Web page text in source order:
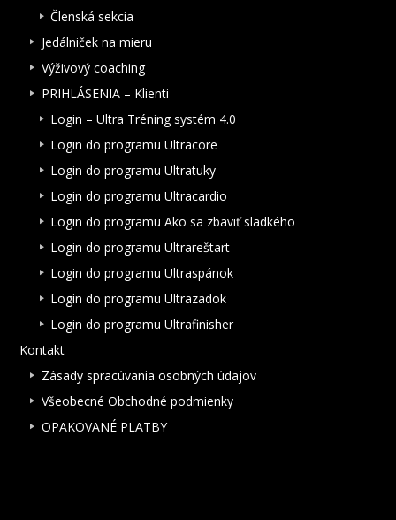
Členská sekcia
Jedálniček na mieru
Výživový coaching
PRIHLÁSENIA – Klienti
Login – Ultra Tréning systém 4.0
Login do programu Ultracore
Login do programu Ultratuky
Login do programu Ultracardio
Login do programu Ako sa zbaviť sladkého
Login do programu Ultrareštart
Login do programu Ultraspánok
Login do programu Ultrazadok
Login do programu Ultrafinisher
Kontakt
Zásady spracúvania osobných údajov
Všeobecné Obchodné podmienky
OPAKOVANÉ PLATBY